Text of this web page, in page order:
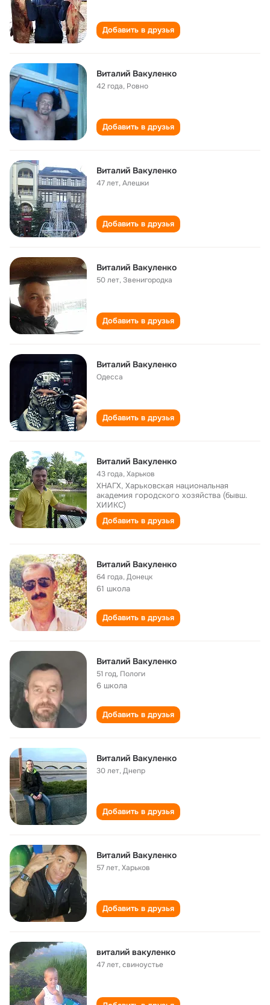
Добавить в друзья
Виталий Вакуленко
42 года, Ровно
Добавить в друзья
Виталий Вакуленко
47 лет,Алешки
Добавить в друзья
Виталий Вакуленко
50 лет,Звенигородка
Добавить в друзья
Виталий Вакуленко
Одесса
Добавить в друзья
Виталий Вакуленко
43 года,Харьков
ХНАГХ, Харьковская национальная
академия городского хозяйства (бывш.
ХИИКС)
Добавить в друзья
Виталий Вакуленко
64 года,Донецк
61 школа
Добавить в друзья
Виталий Вакуленко
51 год, Пологи
6 школа
Добавить в друзья
Виталий Вакуленко
30 лет,Днепр
Добавить в друзья
Виталий Вакуленко
57 лет,Харьков
Добавить в друзья
виталий вакуленко
47 лет,свиноустье